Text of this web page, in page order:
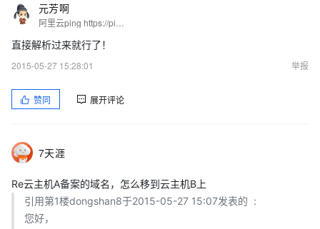
元芳啊
直接解析过来就行了！
2015-05-27 15:28:01
举报
赞同 展开评论
7天涯
Re云主机A备案的域名，怎么移到云主机B上
引用第1楼dongshan8于2015-05-27 15:07发表的 :
您好，